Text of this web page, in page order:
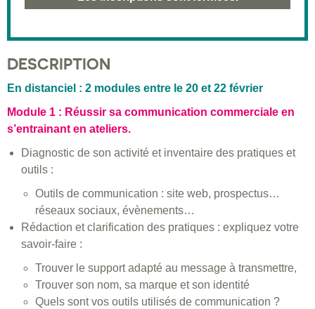
DESCRIPTION
En distanciel : 2 modules entre le 20 et 22 février
Module 1 : Réussir sa communication commerciale en
s’entrainant en ateliers.
Diagnostic de son activité et inventaire des pratiques et
outils :
Outils de communication : site web, prospectus…
réseaux sociaux, évènements…
Rédaction et clarification des pratiques : expliquez votre
savoir-faire :
Trouver le support adapté au message à transmettre,
Trouver son nom, sa marque et son identité
Quels sont vos outils utilisés de communication ?